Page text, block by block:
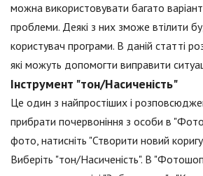
можна використовувати багато
проблеми. Деякі з них зможе втілити
користувач програми. В даній статті
які можуть допомогти виправити
Інструмент "тон/Насиченість"
Це один з найпростіших і
прибрати почервоніння з особи в
фото, натисніть "Створити новий
Виберіть "тон/Насиченість". В